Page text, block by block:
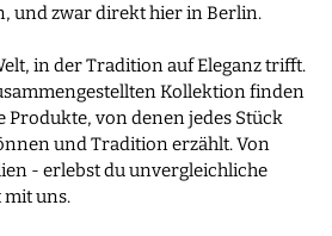
und zwar direkt hier in Berlin.
in der Tradition auf Eleganz trifft.
Kollektion finden
Produkte, von denen jedes Stück
und Tradition erzählt. Von
- erlebst du unvergleichliche
mit uns.